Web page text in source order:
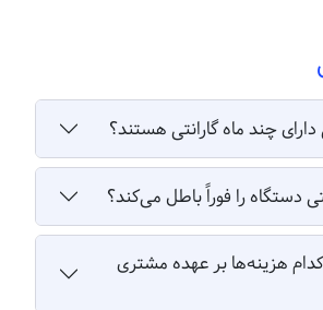
چند ماه گارانتی هستند؟
دستگاه را فوراً باطل می‌کند؟
کدام هزینه‌ها بر عهده مشتری